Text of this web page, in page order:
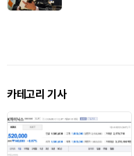
카테고리 기사